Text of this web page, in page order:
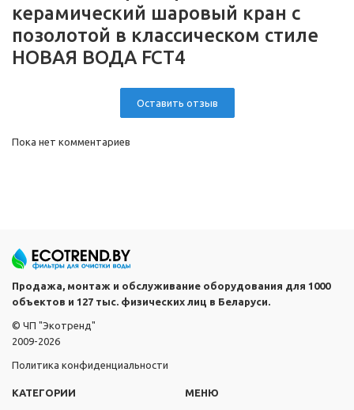
керамический шаровый кран c
позолотой в классическом стиле
НОВАЯ ВОДА FCT4
Оставить отзыв
Пока нет комментариев
Продажа, монтаж и обслуживание оборудования для 1000
объектов и 127 тыс. физических лиц в Беларуси.
© ЧП "Экотренд"
2009-2026
Политика конфиденциальности
КАТЕГОРИИ МЕНЮ